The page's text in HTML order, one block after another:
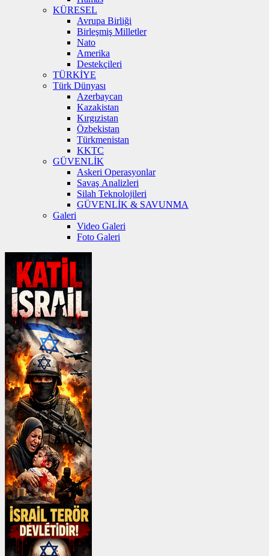
KÜRESEL
Avrupa Birliği
Birleşmiş Milletler
Nato
Amerika
Destekçileri
TÜRKİYE
Türk Dünyası
Azerbaycan
Kazakistan
Kırgızistan
Özbekistan
Türkmenistan
KKTC
GÜVENLİK
Askeri Operasyonlar
Savaş Analizleri
Silah Teknolojileri
GÜVENLİK & SAVUNMA
Galeri
Video Galeri
Foto Galeri